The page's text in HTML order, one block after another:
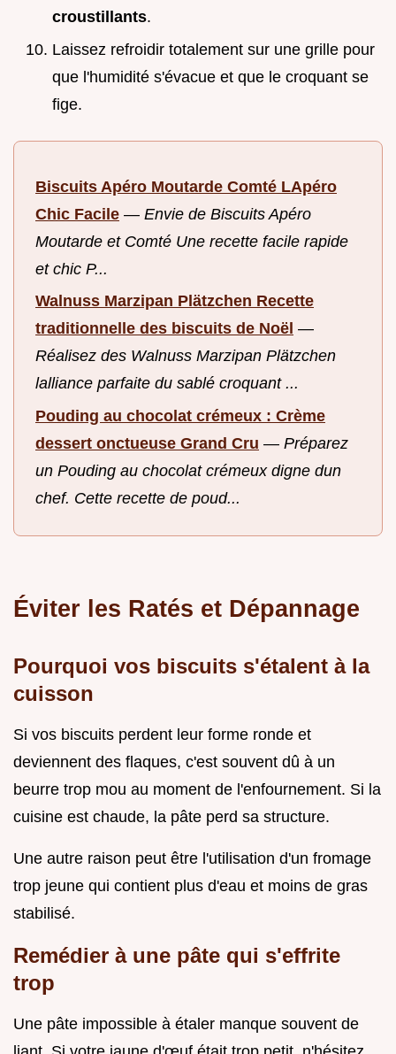
croustillants.
Laissez refroidir totalement sur une grille pour
que l'humidité s'évacue et que le croquant se
fige.
Biscuits Apéro Moutarde Comté LApéro
Chic Facile — Envie de Biscuits Apéro
Moutarde et Comté Une recette facile rapide
et chic P...
Walnuss Marzipan Plätzchen Recette
traditionnelle des biscuits de Noël —
Réalisez des Walnuss Marzipan Plätzchen
lalliance parfaite du sablé croquant ...
Pouding au chocolat crémeux : Crème
dessert onctueuse Grand Cru — Préparez
un Pouding au chocolat crémeux digne dun
chef. Cette recette de poud...
Éviter les Ratés et Dépannage
Pourquoi vos biscuits s'étalent à la
cuisson
Si vos biscuits perdent leur forme ronde et
deviennent des flaques, c'est souvent dû à un
beurre trop mou au moment de l'enfournement. Si la
cuisine est chaude, la pâte perd sa structure.
Une autre raison peut être l'utilisation d'un fromage
trop jeune qui contient plus d'eau et moins de gras
stabilisé.
Remédier à une pâte qui s'effrite
trop
Une pâte impossible à étaler manque souvent de